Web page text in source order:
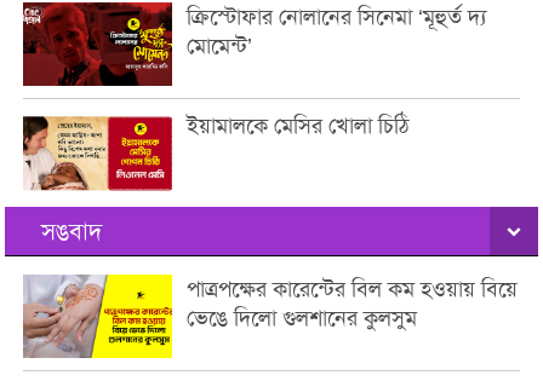
ক্রিস্টোফার নোলানের সিনেমা ‘মূহুর্ত দ্য
মোমেন্ট’
ইয়ামালকে মেসির খোলা চিঠি
সঙবাদ
পাত্রপক্ষের কারেন্টের বিল কম হওয়ায় বিয়ে
ভেঙে দিলো গুলশানের কুলসুম